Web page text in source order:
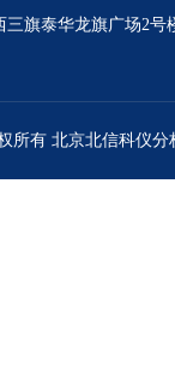
旗泰华龙旗广场2号
所有 北京北信科仪